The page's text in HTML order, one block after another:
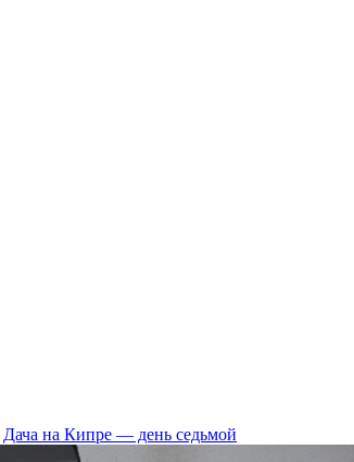
Дача на Кипре — день седьмой